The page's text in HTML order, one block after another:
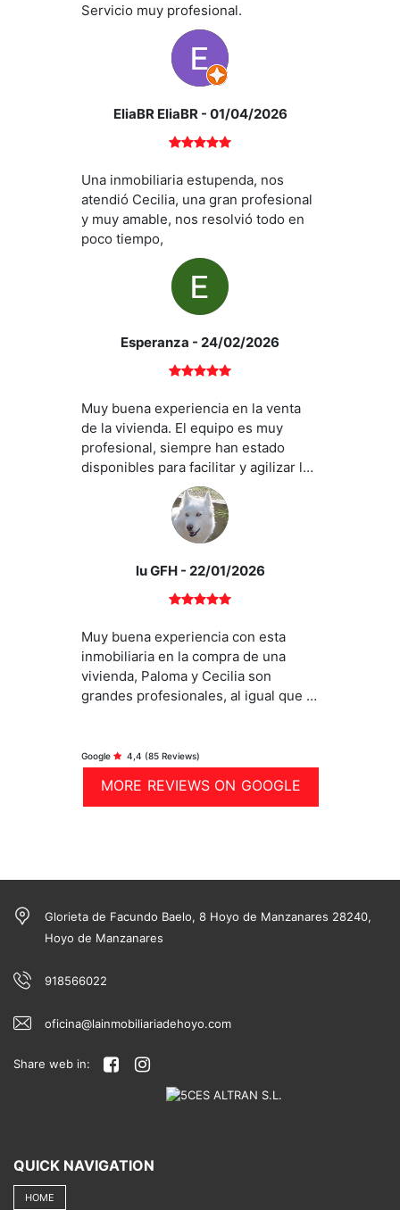
Servicio muy profesional.
EliaBR EliaBR - 01/04/2026
Una inmobiliaria estupenda, nos
atendió Cecilia, una gran profesional
y muy amable, nos resolvió todo en
poco tiempo,
Esperanza - 24/02/2026
Muy buena experiencia en la venta
de la vivienda. El equipo es muy
profesional, siempre han estado
disponibles para facilitar y agilizar la
venta. La ayuda de Paloma ha sido
fundamental en todo el proceso.
lu GFH - 22/01/2026
Muy buena experiencia con esta
inmobiliaria en la compra de una
vivienda, Paloma y Cecilia son
grandes profesionales, al igual que el
duda, repetiría con ellos.
Google 4,4 (85 Reviews)
MORE REVIEWS ON GOOGLE
Glorieta de Facundo Baelo, 8 Hoyo de Manzanares 28240,
Hoyo de Manzanares
918566022
oficina@lainmobiliariadehoyo.com
Share web in:
QUICK NAVIGATION
HOME